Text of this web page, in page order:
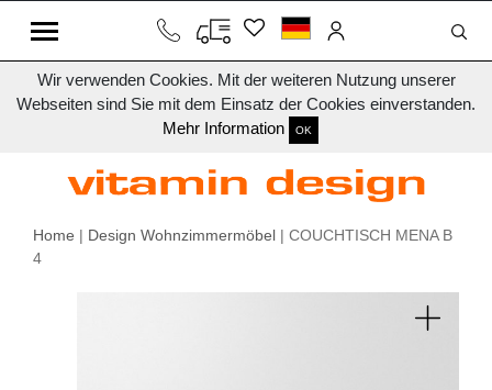
Wir verwenden Cookies. Mit der weiteren Nutzung unserer
Webseiten sind Sie mit dem Einsatz der Cookies einverstanden.
Mehr Information
OK
Home | Design Wohnzimmermöbel | COUCHTISCH MENA B
4